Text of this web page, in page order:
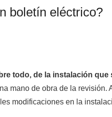
boletín eléctrico?
todo, de la instalación que
mano de obra de la revisión.
modificaciones en la